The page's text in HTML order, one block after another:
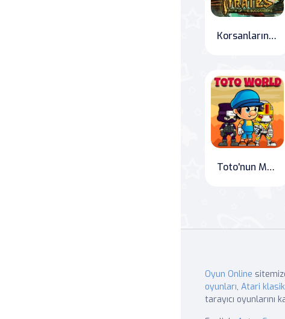
Korsanların Yolu
Toto'nun Macera Dünyası
Oyun Online
oyunları, Atari
tarayıcı oyunlarını